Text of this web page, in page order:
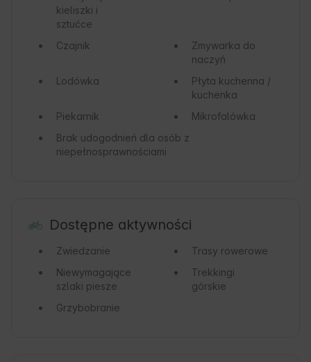
kieliszki i
sztućce
Czajnik
Zmywarka do
naczyń
Lodówka
Płyta kuchenna /
kuchenka
Piekarnik
Mikrofalówka
Brak udogodnień dla osób z
niepełnosprawnościami
Dostępne aktywności
Zwiedzanie
Trasy rowerowe
Niewymagające
szlaki piesze
Trekkingi
górskie
Grzybobranie